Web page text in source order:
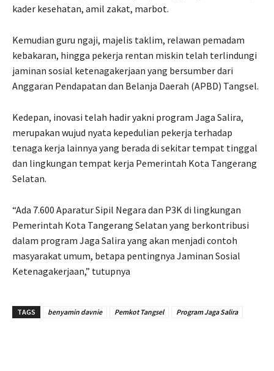
kader kesehatan, amil zakat, marbot.
Kemudian guru ngaji, majelis taklim, relawan pemadam
kebakaran, hingga pekerja rentan miskin telah terlindungi
jaminan sosial ketenagakerjaan yang bersumber dari
Anggaran Pendapatan dan Belanja Daerah (APBD) Tangsel.
Kedepan, inovasi telah hadir yakni program Jaga Salira,
merupakan wujud nyata kepedulian pekerja terhadap
tenaga kerja lainnya yang berada di sekitar tempat tinggal
dan lingkungan tempat kerja Pemerintah Kota Tangerang
Selatan.
“Ada 7.600 Aparatur Sipil Negara dan P3K di lingkungan
Pemerintah Kota Tangerang Selatan yang berkontribusi
dalam program Jaga Salira yang akan menjadi contoh
masyarakat umum, betapa pentingnya Jaminan Sosial
Ketenagakerjaan,” tutupnya
TAGS benyamin davnie Pemkot Tangsel Program Jaga Salira